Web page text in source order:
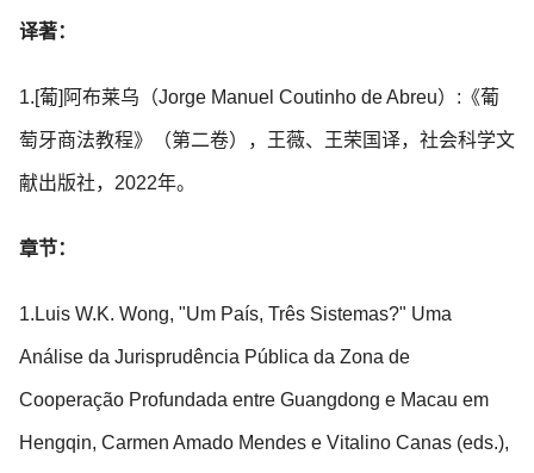
译著：
1.[葡]阿布莱乌（Jorge Manuel Coutinho de Abreu）:《葡
萄牙商法教程》（第二卷），王薇、王荣国译，社会科学文
献出版社，2022年。
章节：
1.Luis W.K. Wong, "Um País, Três Sistemas?" Uma
Análise da Jurisprudência Pública da Zona de
Cooperação Profundada entre Guangdong e Macau em
Hengqin, Carmen Amado Mendes e Vitalino Canas (eds.),